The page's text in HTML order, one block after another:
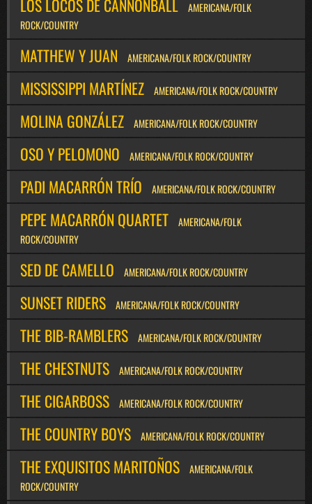
LOS LOCOS DE CANNONBALL
AMERICANA/FOLK
ROCK/COUNTRY
MATTHEW Y JUAN AMERICANA/FOLK ROCK/COUNTRY
MISSISSIPPI MARTÍNEZ AMERICANA/FOLK ROCK/COUNTRY
MOLINA GONZÁLEZ AMERICANA/FOLK ROCK/COUNTRY
OSO Y PELOMONO AMERICANA/FOLK ROCK/COUNTRY
PADI MACARRÓN TRÍO AMERICANA/FOLK ROCK/COUNTRY
PEPE MACARRÓN QUARTET
AMERICANA/FOLK
ROCK/COUNTRY
SED DE CAMELLO AMERICANA/FOLK ROCK/COUNTRY
SUNSET RIDERS AMERICANA/FOLK ROCK/COUNTRY
THE BIB-RAMBLERS AMERICANA/FOLK ROCK/COUNTRY
THE CHESTNUTS AMERICANA/FOLK ROCK/COUNTRY
THE CIGARBOSS AMERICANA/FOLK ROCK/COUNTRY
THE COUNTRY BOYS AMERICANA/FOLK ROCK/COUNTRY
THE EXQUISITOS MARITOÑOS
AMERICANA/FOLK
ROCK/COUNTRY